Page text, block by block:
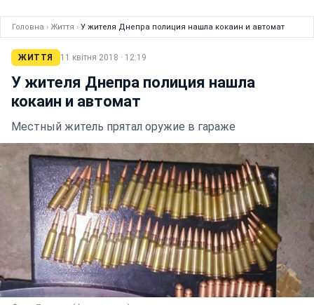
Головна › Життя › У жителя Днепра полиция нашла кокаин и автомат
ЖИТТЯ 11 квітня 2018 · 12:19
У жителя Днепра полиция нашла
кокаин и автомат
Местный житель прятал оружие в гараже